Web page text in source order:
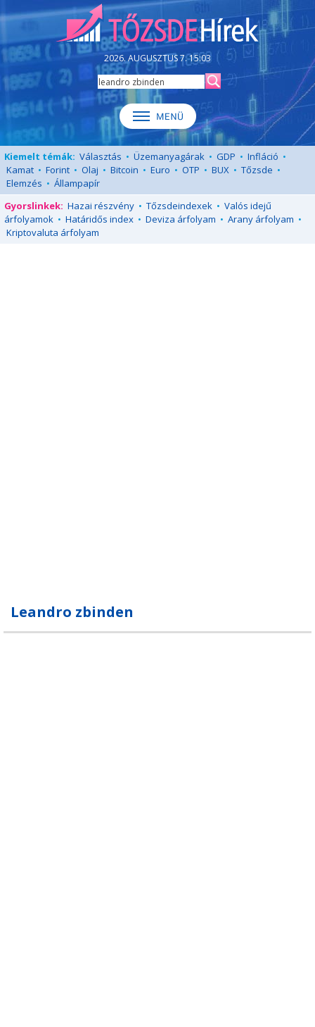
2026. AUGUSZTUS 7. 15:03
Kiemelt témák: Választás • Üzemanyagárak • GDP • Infláció •
Kamat • Forint • Olaj • Bitcoin • Euro • OTP • BUX • Tőzsde •
Elemzés • Állampapír
Gyorslinkek: Hazai részvény • Tőzsdeindexek • Valós idejű
árfolyamok • Határidős index • Deviza árfolyam • Arany árfolyam •
Kriptovaluta árfolyam
Leandro zbinden